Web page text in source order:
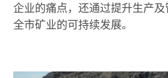
企业的痛点，还通过提升生产
全市矿业的可持续发展。